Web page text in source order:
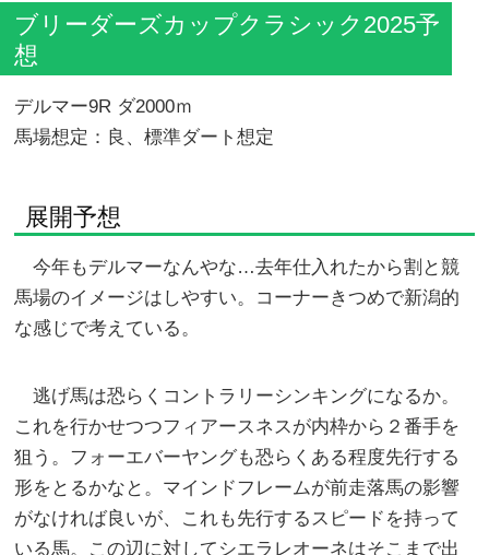
ブリーダーズカップクラシック2025予
想
デルマー9R ダ2000ｍ
馬場想定：良、標準ダート想定
展開予想
今年もデルマーなんやな…去年仕入れたから割と競
馬場のイメージはしやすい。コーナーきつめで新潟的
な感じで考えている。
逃げ馬は恐らくコントラリーシンキングになるか。
これを行かせつつフィアースネスが内枠から２番手を
狙う。フォーエバーヤングも恐らくある程度先行する
形をとるかなと。マインドフレームが前走落馬の影響
がなければ良いが、これも先行するスピードを持って
いる馬。この辺に対してシエラレオーネはそこまで出